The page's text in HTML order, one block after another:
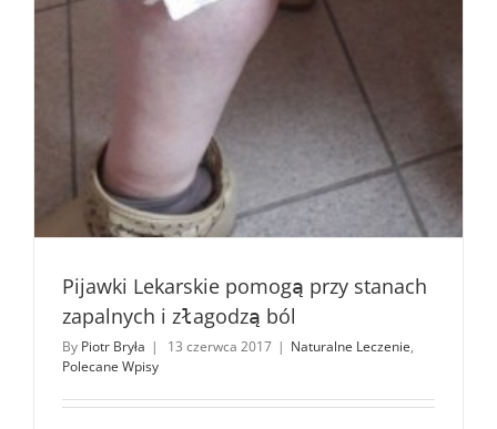
Pijawki Lekarskie pomogą przy stanach
zapalnych i złagodzą ból
By Piotr Bryła | 13 czerwca 2017 | Naturalne Leczenie,
Polecane Wpisy